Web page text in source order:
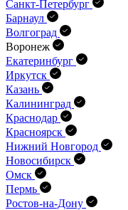
Санкт-Петербург
Барнаул
Волгоград
Воронеж
Екатеринбург
Иркутск
Казань
Калининград
Краснодар
Красноярск
Нижний Новгород
Новосибирск
Омск
Пермь
Ростов-на-Дону